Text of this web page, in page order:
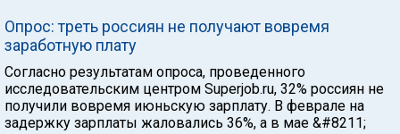
Опрос: треть россиян не получают вовремя
заработную плату
Согласно результатам опроса, проведенного
исследовательским центром Superjob.ru, 32% россиян не
получили вовремя июньскую зарплату. В феврале на
задержку зарплаты жаловались 36%, а в мае &#8211;